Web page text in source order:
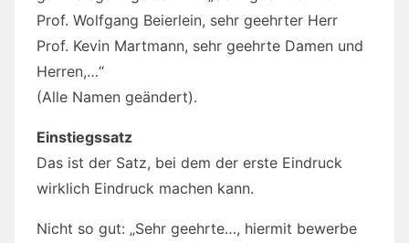
Prof. Wolfgang Beierlein, sehr geehrter Herr
Prof. Kevin Martmann, sehr geehrte Damen und
Herren,…“
(Alle Namen geändert).
Einstiegssatz
Das ist der Satz, bei dem der erste Eindruck
wirklich Eindruck machen kann.
Nicht so gut: „Sehr geehrte…, hiermit bewerbe